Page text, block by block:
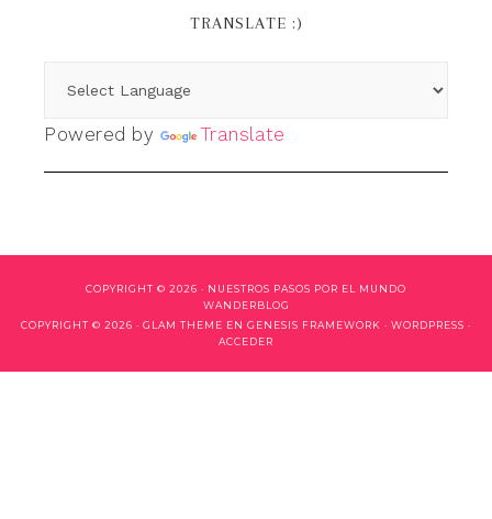
TRANSLATE :)
Powered by Translate
COPYRIGHT © 2026 · NUESTROS PASOS POR EL MUNDO
WANDERBLOG
COPYRIGHT © 2026 · GLAM THEME EN GENESIS FRAMEWORK · WORDPRESS ·
ACCEDER